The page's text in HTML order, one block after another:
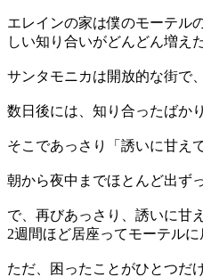
エレインの家は僕のモーテル
しい知り合いがどんどん増えた
サンタモニカは開放的な街で
数日後には、知り合ったばか
そこであっさり「誘いに甘え
朝から夜中までほとんど出ず
で、再びあっさり、誘いに甘
2週間ほど居座ってモーテル
ただ、困ったことがひとつだ